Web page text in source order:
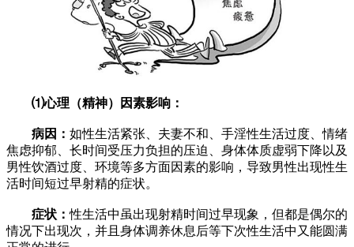
⑴心理（精神）因素影响：
病因： 如性生活紧张、夫妻不和、手淫性生活过度、情绪
焦虑抑郁、长时间受压力负担的压迫、身体体质虚弱下降以及
男性饮酒过度、环境等多方面因素的影响，导致男性出现性生
活时间短过早射精的症状。
症状：性生活中虽出现射精时间过早现象，但都是偶尔的
情况下出现次，并且身体调养休息后等下次性生活中又能圆满